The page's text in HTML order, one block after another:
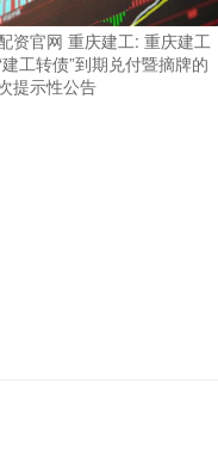
资官网 重庆建工: 重庆建工
建工转债”到期兑付暨摘牌的
提示性公告